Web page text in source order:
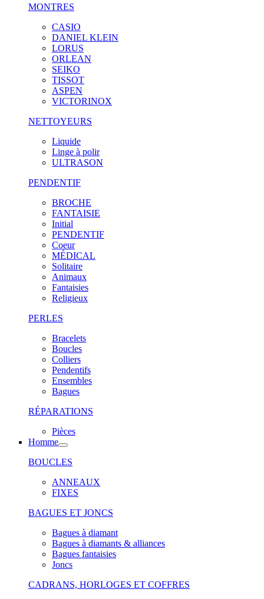
MONTRES
CASIO
DANIEL KLEIN
LORUS
ORLEAN
SEIKO
TISSOT
ASPEN
VICTORINOX
NETTOYEURS
Liquide
Linge à polir
ULTRASON
PENDENTIF
BROCHE
FANTAISIE
Initial
PENDENTIF
Coeur
MÉDICAL
Solitaire
Animaux
Fantaisies
Religieux
PERLES
Bracelets
Boucles
Colliers
Pendentifs
Ensembles
Bagues
RÉPARATIONS
Pièces
Homme
BOUCLES
ANNEAUX
FIXES
BAGUES ET JONCS
Bagues à diamant
Bagues à diamants & alliances
Bagues fantaisies
Joncs
CADRANS, HORLOGES ET COFFRES